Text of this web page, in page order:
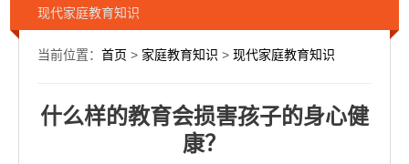
现代家庭教育知识
当前位置： 首页 > 家庭教育知识 > 现代家庭教育知识
什么样的教育会损害孩子的身心健
康？